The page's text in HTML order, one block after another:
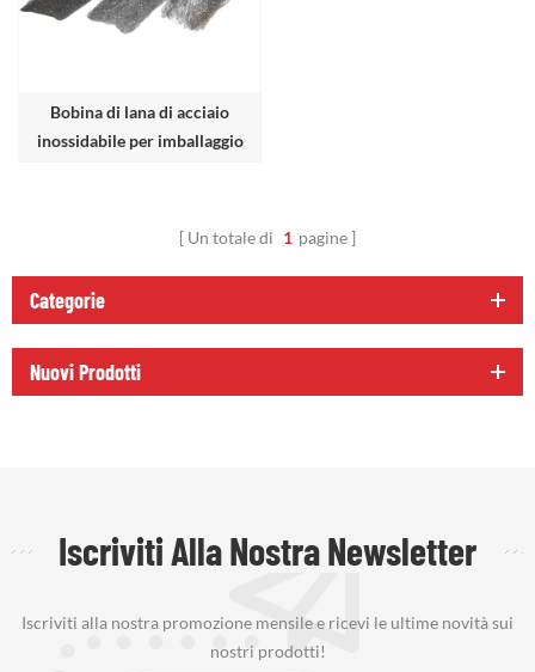
Bobina di lana di acciaio
inossidabile per imballaggio
Un totale di 1 pagine
Categorie
Nuovi Prodotti
Iscriviti Alla Nostra Newsletter
Iscriviti alla nostra promozione mensile e ricevi le ultime novità sui
nostri prodotti!